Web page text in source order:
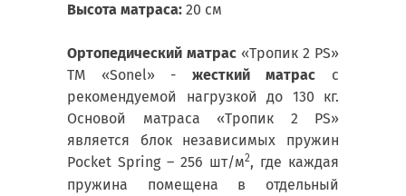
Высота матраса: 20 см
Ортопедический матрас «Тропик 2 PS»
ТМ «Sonel» - жесткий матрас с
рекомендуемой нагрузкой до 130 кг.
Основой матраса «Тропик 2 PS»
является блок независимых пружин
Pocket Spring – 256 шт/м2, где каждая
пружина помещена в отдельный